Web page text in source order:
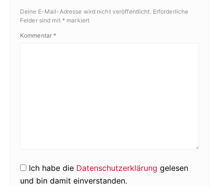
Deine E-Mail-Adresse wird nicht veröffentlicht. Erforderliche
Felder sind mit * markiert
Kommentar *
Ich habe die Datenschutzerklärung gelesen
und bin damit einverstanden.